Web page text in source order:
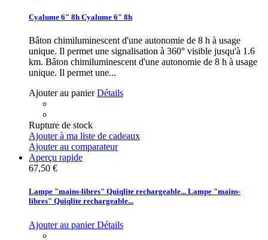
Cyalume 6" 8h Cyalume 6" 8h
Bâton chimiluminescent d'une autonomie de 8 h à usage
unique. Il permet une signalisation à 360° visible jusqu'à 1.6
km. Bâton chimiluminescent d'une autonomie de 8 h à usage
unique. Il permet une...
Ajouter au panier Détails
Rupture de stock
Ajouter à ma liste de cadeaux
Ajouter au comparateur
Aperçu rapide
67,50 €
Lampe "mains-libres" Quiqlite rechargeable... Lampe "mains-
libres" Quiqlite rechargeable...
Ajouter au panier Détails